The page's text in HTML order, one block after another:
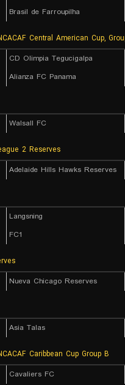
Brasil de Farroupilha
Central American Cup,
CD Olimpia Tegucigalpa
Alianza FC Panama
Walsall FC
2 Reserves
Adelaide Hills Hawks Reserves
Langsning
FC1
Nueva Chicago Reserves
Asia Talas
Caribbean Cup Group B
Cavaliers FC